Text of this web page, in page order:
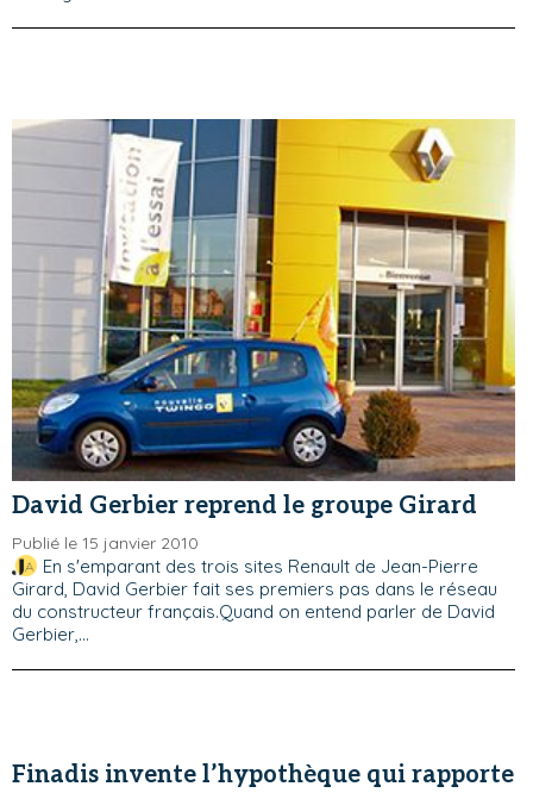
David Gerbier reprend le groupe Girard
Publié le 15 janvier 2010
En s'emparant des trois sites Renault de Jean-Pierre
Girard, David Gerbier fait ses premiers pas dans le réseau
du constructeur français.Quand on entend parler de David
Gerbier,...
Finadis invente l’hypothèque qui rapporte